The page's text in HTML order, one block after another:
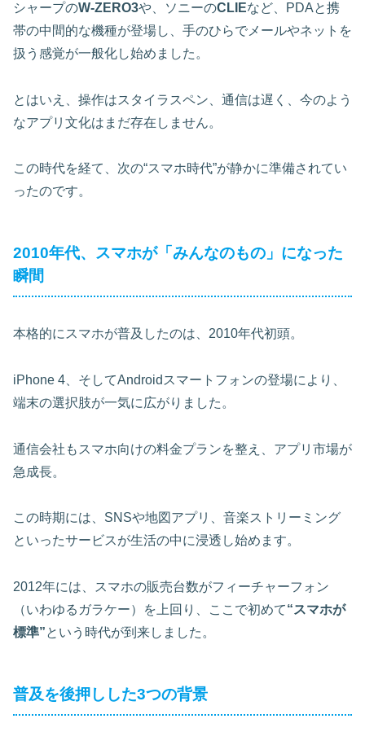
シャープのW-ZERO3や、ソニーのCLIEなど、PDAと携
帯の中間的な機種が登場し、手のひらでメールやネットを
扱う感覚が一般化し始めました。
とはいえ、操作はスタイラスペン、通信は遅く、今のよう
なアプリ文化はまだ存在しません。
この時代を経て、次の“スマホ時代”が静かに準備されてい
ったのです。
2010年代、スマホが「みんなのもの」になった
瞬間
本格的にスマホが普及したのは、2010年代初頭。
iPhone 4、そしてAndroidスマートフォンの登場により、
端末の選択肢が一気に広がりました。
通信会社もスマホ向けの料金プランを整え、アプリ市場が
急成長。
この時期には、SNSや地図アプリ、音楽ストリーミング
といったサービスが生活の中に浸透し始めます。
2012年には、スマホの販売台数がフィーチャーフォン
（いわゆるガラケー）を上回り、ここで初めて“スマホが
標準”という時代が到来しました。
普及を後押しした3つの背景